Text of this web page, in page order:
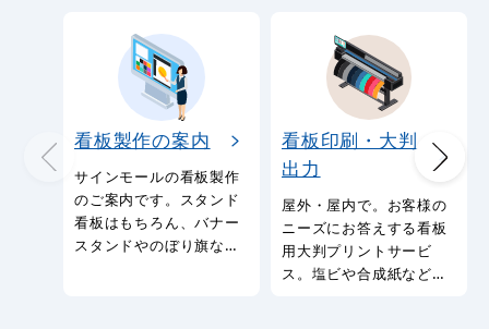
看板製作の案内
サインモールの看板製作
のご案内です。スタンド
看板はもちろん、バナー
スタンドやのぼり旗など
看板印刷・大判
出力
屋外・屋内で。お客様の
ニーズにお答えする看板
用大判プリントサービ
ス。塩ビや合成紙など看